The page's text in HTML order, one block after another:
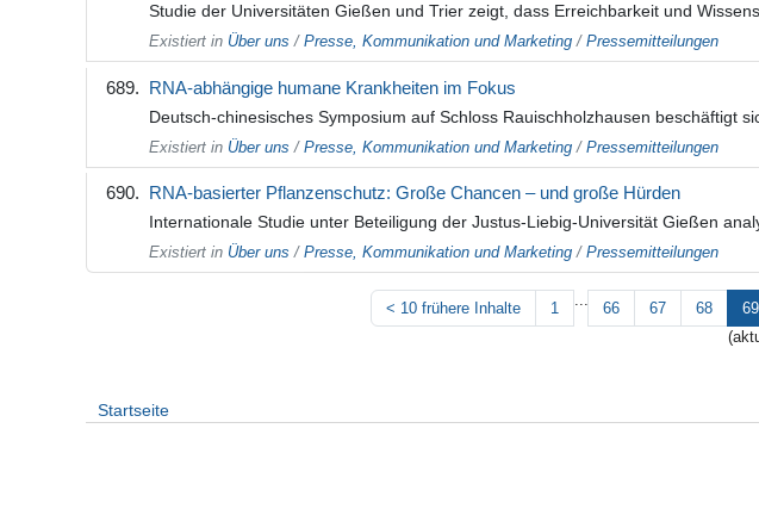
Studie der Universitäten Gießen und Trier zeigt, dass Erreichbarkeit und
Existiert in Über uns / Presse, Kommunikation und Marketing / Pressemitteilungen
RNA-abhängige humane Krankheiten im Fokus
Deutsch-chinesisches Symposium auf Schloss Rauischholzhausen beschäftigt
Existiert in Über uns / Presse, Kommunikation und Marketing / Pressemitteilungen
RNA-basierter Pflanzenschutz: Große Chancen – und große Hürden
Internationale Studie unter Beteiligung der Justus-Liebig-Universität Gießen
Existiert in Über uns / Presse, Kommunikation und Marketing / Pressemitteilungen
< 10 frühere Inhalte 1 ... 66 67 68
69
Startseite